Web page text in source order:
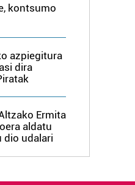
kontsumo
azpiegitura
dira
Ermita
aldatu
dio udalari